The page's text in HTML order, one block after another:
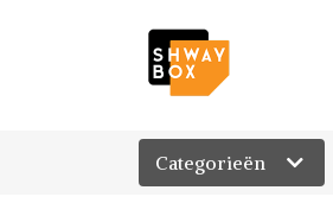
Categorieën